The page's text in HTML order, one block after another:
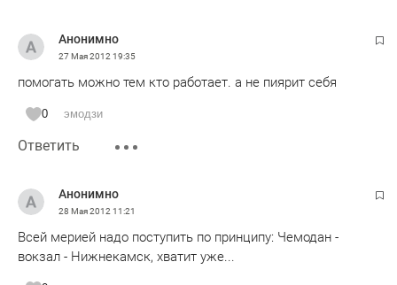
Анонимно
27 Мая 2012 19:35
помогать можно тем кто работает. а не пиярит себя
0 эмодзи
Ответить
Анонимно
28 Мая 2012 11:21
Всей мерией надо поступить по принципу: Чемодан -
вокзал - Нижнекамск, хватит уже...